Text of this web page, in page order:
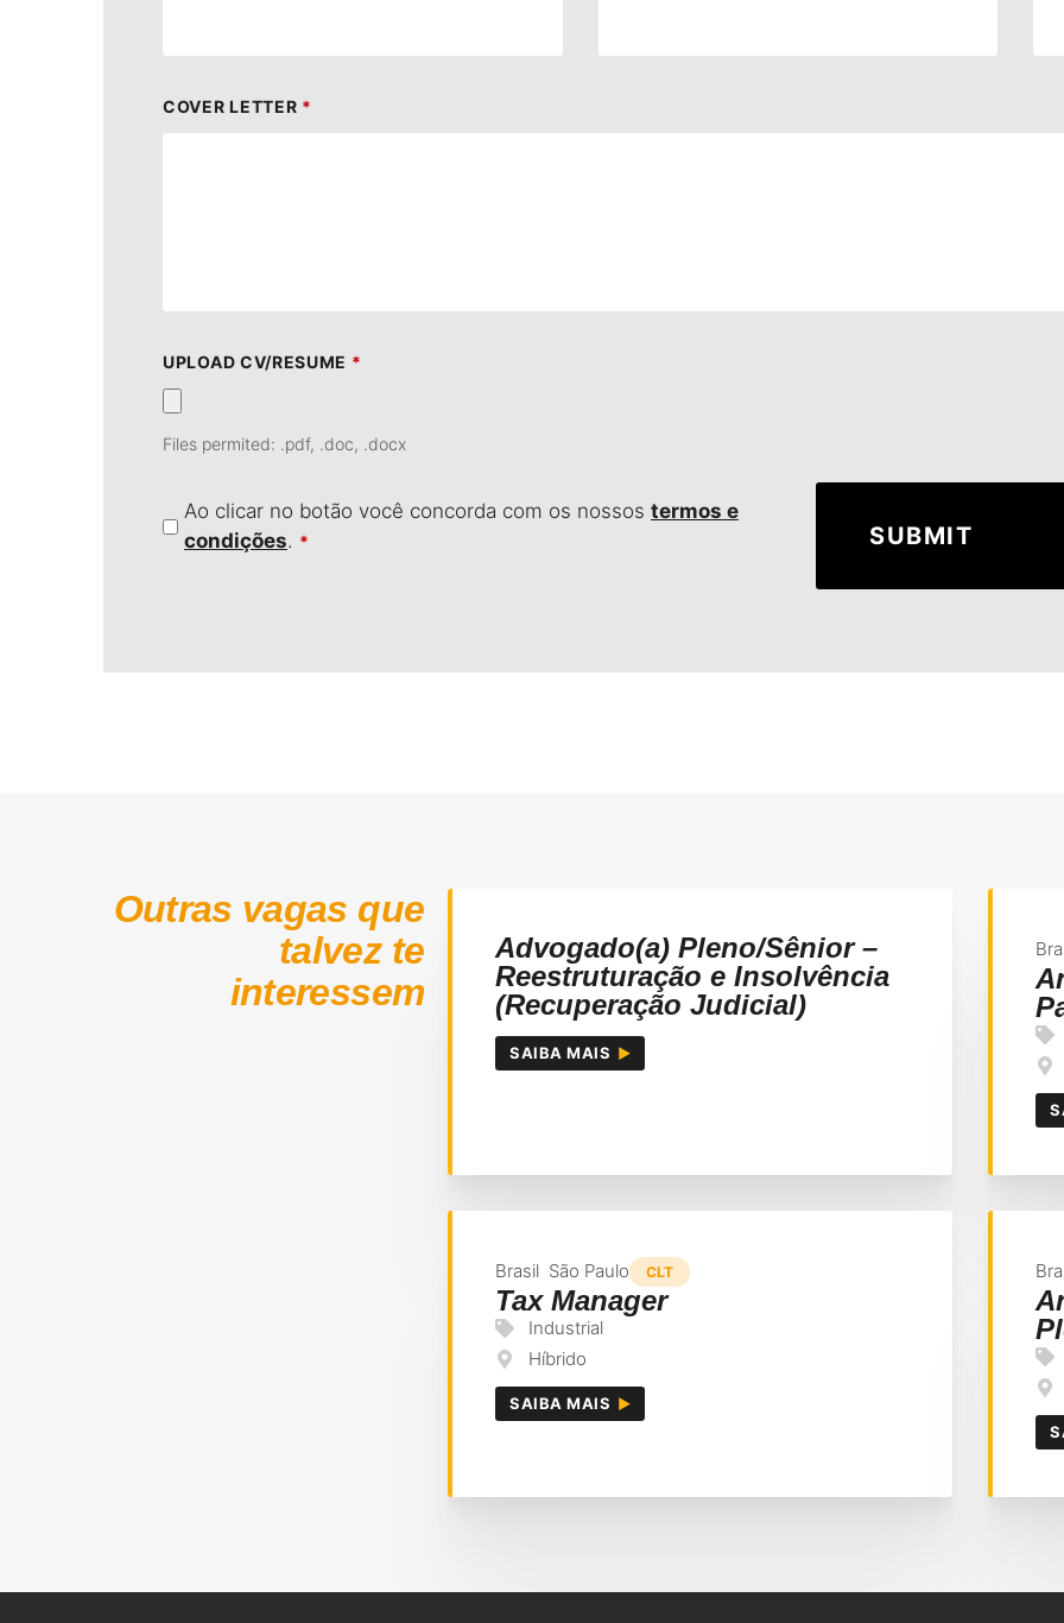
COVER LETTER *
UPLOAD CV/RESUME *
Files permited: .pdf, .doc, .docx
Ao clicar no botão você concorda com os nossos termos e
condições. *
Outras vagas que
talvez te
interessem
Advogado(a) Pleno/Sênior –
Reestruturação e Insolvência
(Recuperação Judicial)
SAIBA MAIS
Brasil São Paulo CLT
Tax Manager
Industrial
Híbrido
SAIBA MAIS